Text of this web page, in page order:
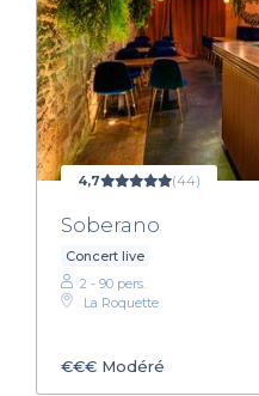
4,7 (44)
Soberano
Concert live
2 - 90 pers.
La Roquette
€€€ Modéré